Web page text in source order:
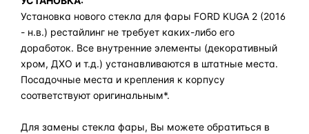
Установка нового стекла для фары FORD KUGA 2 (2016
- н.в.) рестайлинг не требует каких-либо его
доработок. Все внутренние элементы (декоративный
хром, ДХО и т.д.) устанавливаются в штатные места.
Посадочные места и крепления к корпусу
соответствуют оригинальным*.
Для замены стекла фары, Вы можете обратиться в